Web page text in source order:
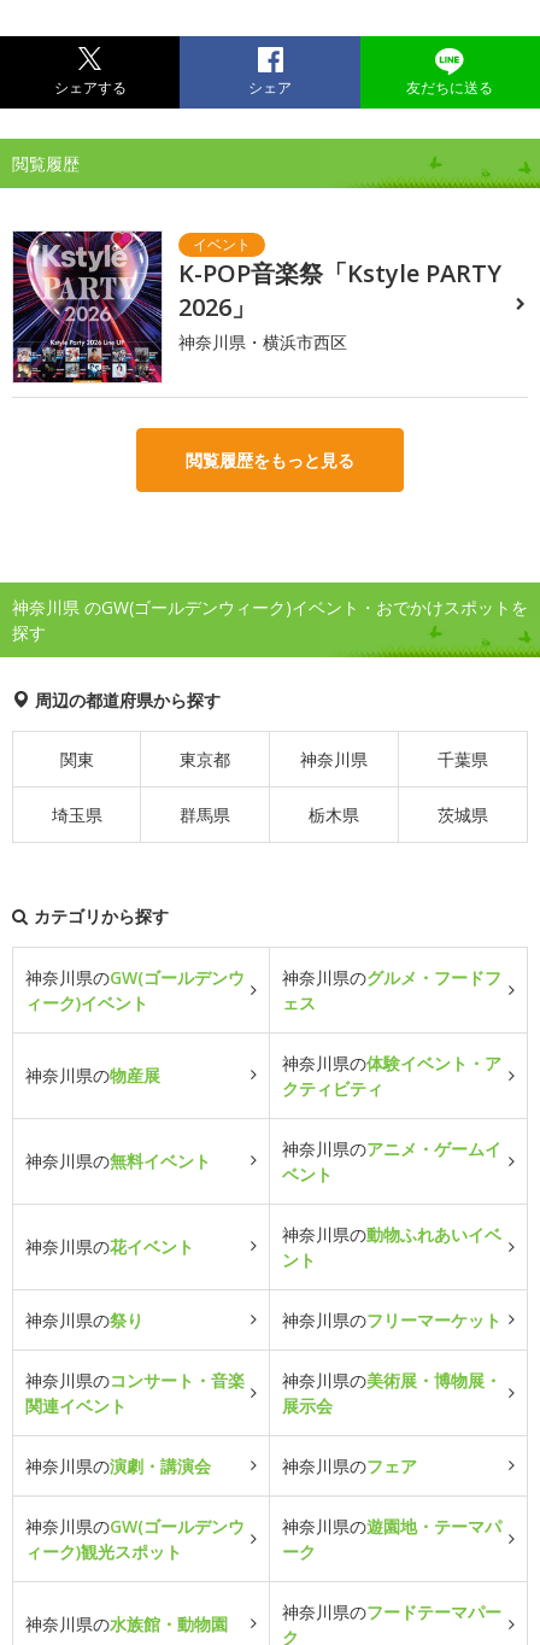
シェアする シェア 友だちに送る
閲覧履歴
K-POP音楽祭「Kstyle PARTY
2026」
神奈川県・横浜市西区
閲覧履歴をもっと見る
神奈川県 のGW(ゴールデンウィーク)イベント・おでかけスポットを
探す
周辺の都道府県から探す
関東 東京都 神奈川県 千葉県
埼玉県 群馬県 栃木県 茨城県
カテゴリから探す
神奈川県のGW(ゴールデンウ
ィーク)イベント
神奈川県のグルメ・フードフ
ェス
神奈川県の物産展
神奈川県の体験イベント・ア
クティビティ
神奈川県の無料イベント
神奈川県のアニメ・ゲームイ
ベント
神奈川県の花イベント
神奈川県の動物ふれあいイベ
ント
神奈川県の祭り 神奈川県のフリーマーケット
神奈川県のコンサート・音楽
関連イベント
神奈川県の美術展・博物展・
展示会
神奈川県の演劇・講演会 神奈川県のフェア
神奈川県のGW(ゴールデンウ
ィーク)観光スポット
神奈川県の遊園地・テーマパ
ーク
神奈川県の水族館・動物園
神奈川県のフードテーマパー
ク